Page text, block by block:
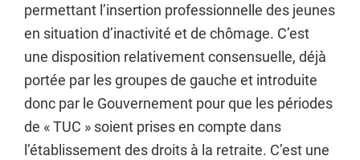
permettant l’insertion professionnelle des jeunes
en situation d’inactivité et de chômage. C’est
une disposition relativement consensuelle, déjà
portée par les groupes de gauche et introduite
donc par le Gouvernement pour que les périodes
de « TUC » soient prises en compte dans
l’établissement des droits à la retraite. C’est une